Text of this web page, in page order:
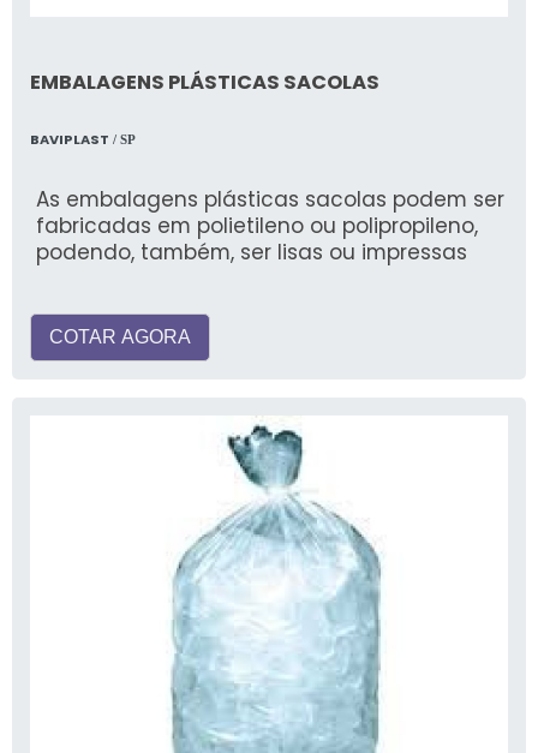
EMBALAGENS PLÁSTICAS SACOLAS
BAVIPLAST / SP
As embalagens plásticas sacolas podem ser
fabricadas em polietileno ou polipropileno,
podendo, também, ser lisas ou impressas
COTAR AGORA